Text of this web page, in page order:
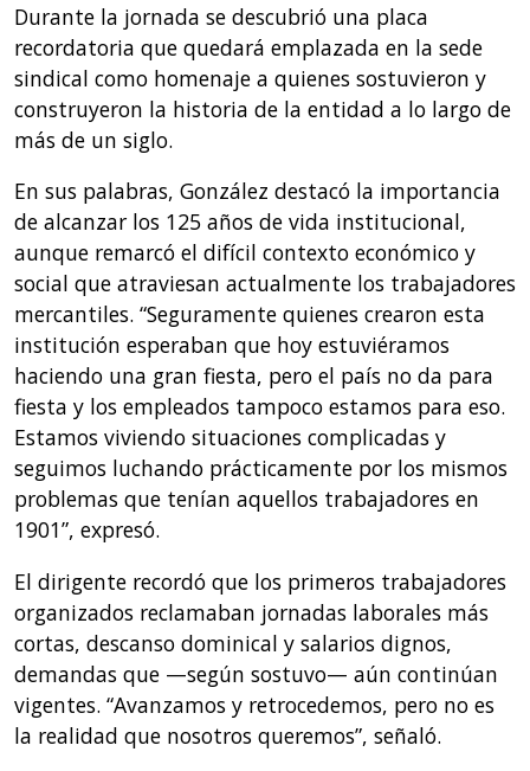
Durante la jornada se descubrió una placa
recordatoria que quedará emplazada en la sede
sindical como homenaje a quienes sostuvieron y
construyeron la historia de la entidad a lo largo de
más de un siglo.
En sus palabras, González destacó la importancia
de alcanzar los 125 años de vida institucional,
aunque remarcó el difícil contexto económico y
social que atraviesan actualmente los trabajadores
mercantiles. “Seguramente quienes crearon esta
institución esperaban que hoy estuviéramos
haciendo una gran fiesta, pero el país no da para
fiesta y los empleados tampoco estamos para eso.
Estamos viviendo situaciones complicadas y
seguimos luchando prácticamente por los mismos
problemas que tenían aquellos trabajadores en
1901”, expresó.
El dirigente recordó que los primeros trabajadores
organizados reclamaban jornadas laborales más
cortas, descanso dominical y salarios dignos,
demandas que —según sostuvo— aún continúan
vigentes. “Avanzamos y retrocedemos, pero no es
la realidad que nosotros queremos”, señaló.